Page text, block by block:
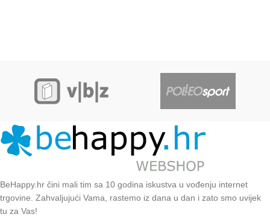
BeHappy.hr čini mali tim sa 10 godina iskustva u vođenju internet
trgovine. Zahvaljujući Vama, rastemo iz dana u dan i zato smo uvijek
tu za Vas!